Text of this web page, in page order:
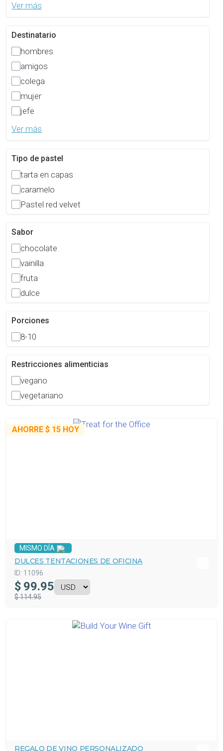
Ver más
Destinatario
hombres
amigos
colega
mujer
jefe
Ver más
Tipo de pastel
tarta en capas
caramelo
Pastel red velvet
Sabor
chocolate
vainilla
fruta
dulce
Porciones
8-10
Restricciones alimenticias
vegano
vegetariano
AHORRE $ 15 HOY
MISMO DÍA
DULCES TENTACIONES DE OFICINA
ID: 11096
$ 99.95
$ 114.95
REGALO DE VINO PERSONALIZADO